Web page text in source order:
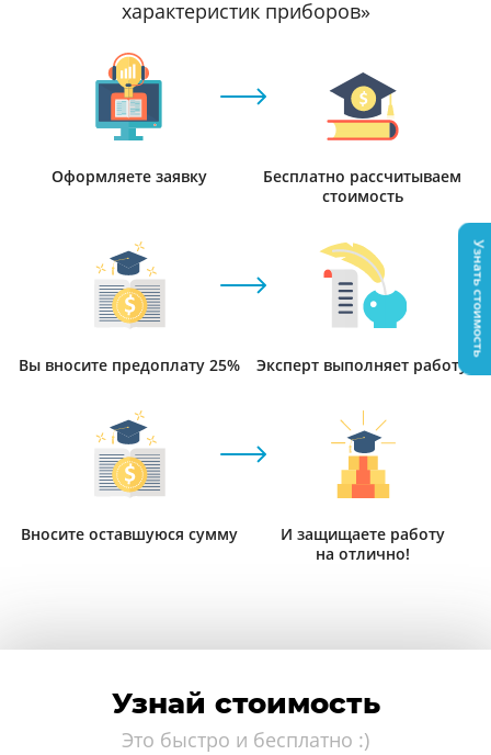
характеристик приборов»
Оформляете заявку
Бесплатно рассчитываем
стоимость
Вы вносите предоплату 25% Эксперт выполняет работу
Вносите оставшуюся сумму
И защищаете работу
на отлично!
Узнай стоимость
Это быстро и бесплатно :)
Узнать стоимость